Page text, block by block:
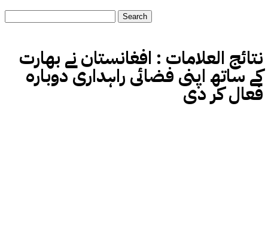
نتائج العلامات : افغانستان نے بھارت
کے ساتھ اپنی فضائی راہداری دوبارہ
فعال کر دی